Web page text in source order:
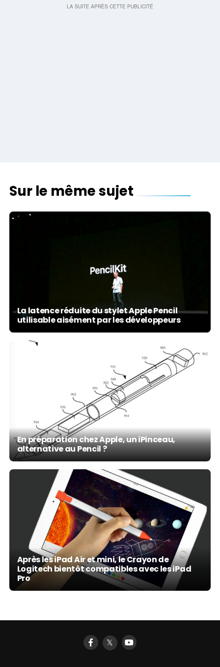
Sur le même sujet
La latence réduite du stylet Apple Pencil
utilisable aisément par les développeurs
En préparation chez Apple, un iPinceau,
alternative au Pencil ?
Après les iPad Air et mini, le Crayon de
Logitech bientôt compatibles avec les iPad
Pro
𝕏